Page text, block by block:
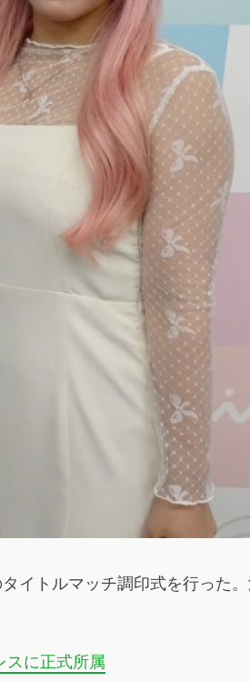
イトルマッチ調印式を行った
スに正式所属